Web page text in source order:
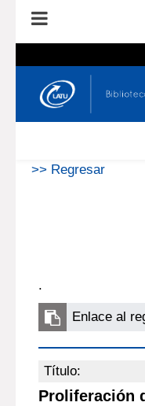
En el
>> Regresar
.
Enlace al
Título:
Proliferación